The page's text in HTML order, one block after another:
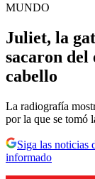
MUNDO
Juliet, la
sacaron del
cabello
La radiografía
por la que se tomó
Siga las noticias
informado